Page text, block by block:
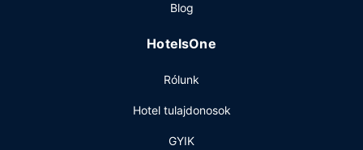
Blog
HotelsOne
Rólunk
Hotel tulajdonosok
GYIK